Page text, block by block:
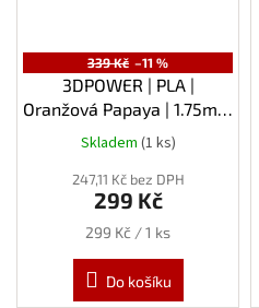
339 Kč –11 %
3DPOWER | PLA |
Oranžová Papaya | 1.75mm
| 1kg
Skladem (1 ks)
247,11 Kč bez DPH
299 Kč
Měrná
299 Kč / 1 ks
Do košíku